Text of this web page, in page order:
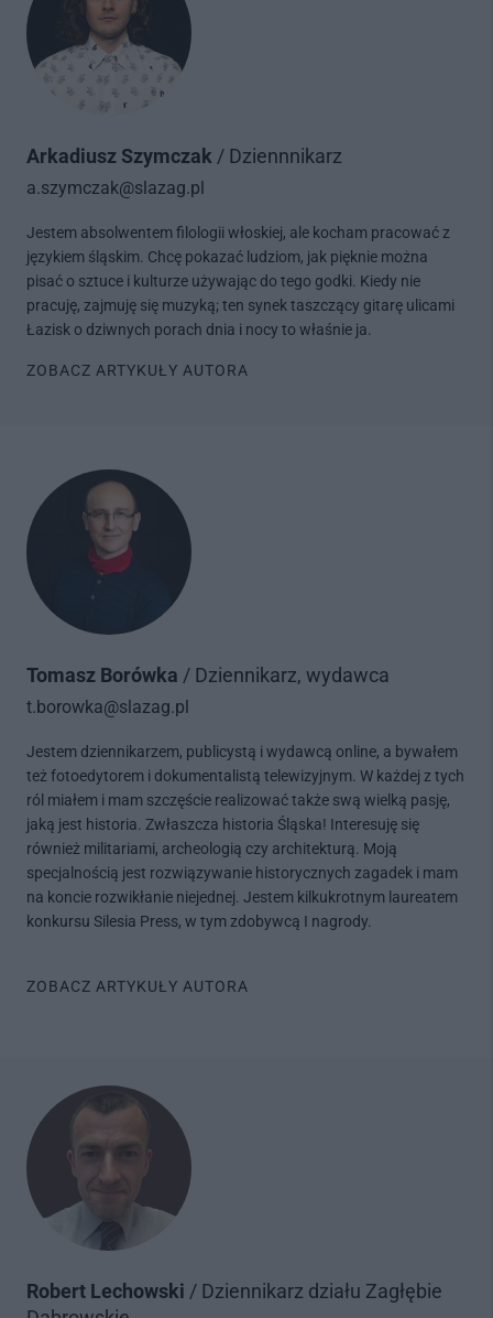
Arkadiusz Szymczak / Dziennnikarz
a.szymczak@slazag.pl
Jestem absolwentem filologii włoskiej, ale kocham pracować z
językiem śląskim. Chcę pokazać ludziom, jak pięknie można
pisać o sztuce i kulturze używając do tego godki. Kiedy nie
pracuję, zajmuję się muzyką; ten synek taszczący gitarę ulicami
Łazisk o dziwnych porach dnia i nocy to właśnie ja.
ZOBACZ ARTYKUŁY AUTORA
Tomasz Borówka / Dziennikarz, wydawca
t.borowka@slazag.pl
Jestem dziennikarzem, publicystą i wydawcą online, a bywałem
też fotoedytorem i dokumentalistą telewizyjnym. W każdej z tych
ról miałem i mam szczęście realizować także swą wielką pasję,
jaką jest historia. Zwłaszcza historia Śląska! Interesuję się
również militariami, archeologią czy architekturą. Moją
specjalnością jest rozwiązywanie historycznych zagadek i mam
na koncie rozwikłanie niejednej. Jestem kilkukrotnym laureatem
konkursu Silesia Press, w tym zdobywcą I nagrody.
ZOBACZ ARTYKUŁY AUTORA
Robert Lechowski / Dziennikarz działu Zagłębie